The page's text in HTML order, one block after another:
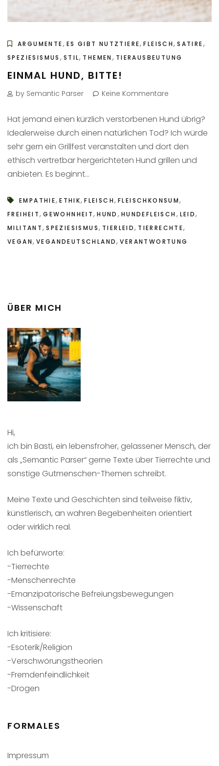
ARGUMENTE, ES GIBT NUTZTIERE,FLEISCH,SATIRE,
SPEZIESISMUS , STIL, THEMEN , TIERAUSBEUTUNG
EINMAL HUND, BITTE!
by Semantic Parser Keine Kommentare
Hat jemand einen kürzlich verstorbenen Hund übrig?
Idealerweise durch einen natürlichen Tod? Ich würde
sehr gern ein Grillfest veranstalten und dort den
ethisch vertretbar hergerichteten Hund grillen und
anbieten. Es beginnt...
EMPATHIE,ETHIK,FLEISCH,FLEISCHKONSUM,
FREIHEIT,GEWOHNHEIT,HUND , HUNDEFLEISCH , LEID,
MILITANT,SPEZIESISMUS, TIERLEID, TIERRECHTE,
VEGAN, VEGANDEUTSCHLAND,VERANTWORTUNG
ÜBER MICH
Hi,
ich bin Basti, ein lebensfroher, gelassener Mensch, der
als „Semantic Parser“ gerne Texte über Tierrechte und
sonstige Gutmenschen-Themen schreibt.
Meine Texte und Geschichten sind teilweise fiktiv,
künstlerisch, an wahren Begebenheiten orientiert
oder wirklich real.
Ich befürworte:
-Tierrechte
-Menschenrechte
-Emanzipatorische Befreiungsbewegungen
-Wissenschaft
Ich kritisiere:
-Esoterik/Religion
-Verschwörungstheorien
-Fremdenfeindlichkeit
-Drogen
FORMALES
Impressum